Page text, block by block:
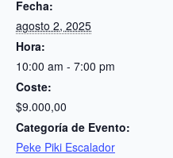
Fecha:
agosto 2, 2025
Hora:
10:00 am - 7:00 pm
Coste:
$9.000,00
Categoría de Evento:
Peke Piki Escalador